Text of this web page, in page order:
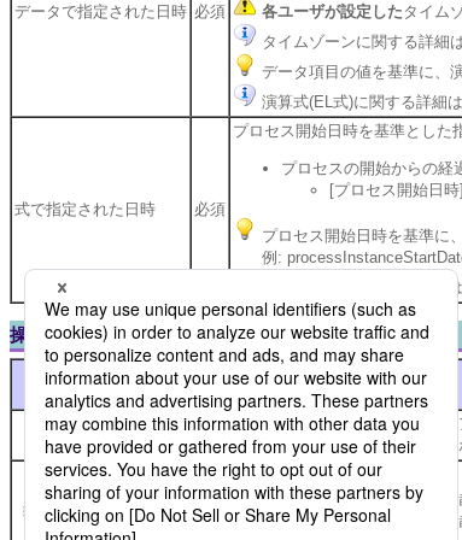
データで指定された日時 必須
各ユーザが設定した タイム
タイムゾーンに関する詳細は
データ項目の値を基準に、
演算式(EL式)に関する詳細は
式で指定された日時 必須
プロセス開始日時を基準とした
プロセスの開始からの経
[プロセス開始日
プロセス開始日時を基準に
例:
演算式(EL式)に関する詳細は
操作メニュー説明
表示
(HTML5版)
表示
(Flash版)
[ヘルプ]
[ヘルプ]
[参照を
[参照